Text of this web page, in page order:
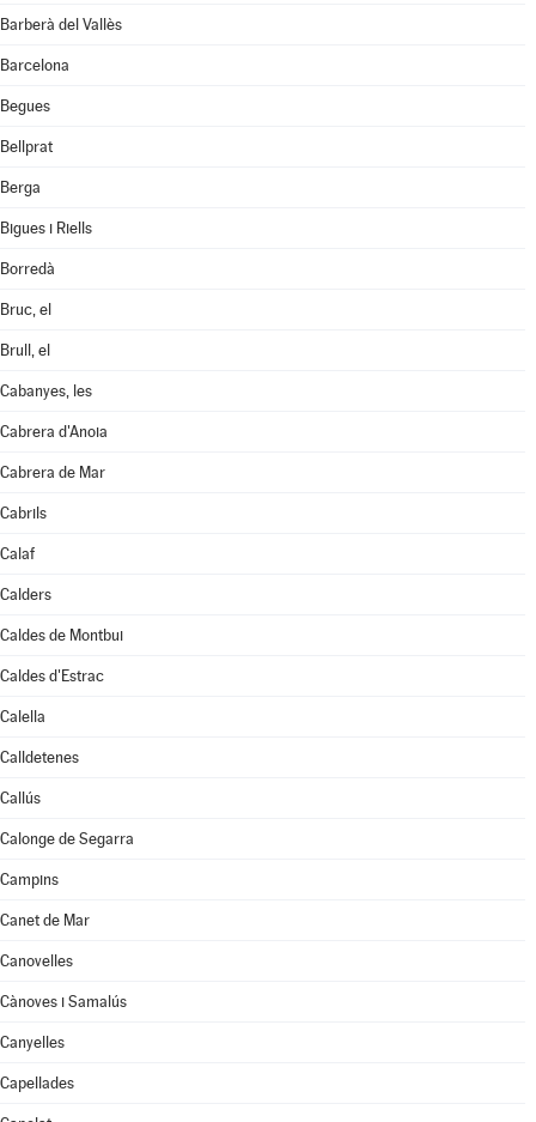
Barberà del Vallès
Barcelona
Begues
Bellprat
Berga
Bigues i Riells
Borredà
Bruc, el
Brull, el
Cabanyes, les
Cabrera d'Anoia
Cabrera de Mar
Cabrils
Calaf
Calders
Caldes de Montbui
Caldes d'Estrac
Calella
Calldetenes
Callús
Calonge de Segarra
Campins
Canet de Mar
Canovelles
Cànoves i Samalús
Canyelles
Capellades